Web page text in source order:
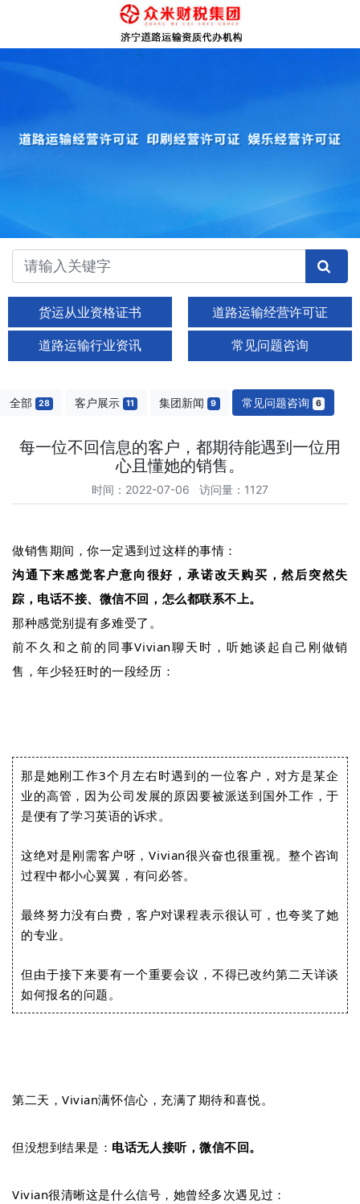
货运从业资格证书 道路运输经营许可证
道路运输行业资讯 常见问题咨询
全部 28 客户展示 11 集团新闻 9 常见问题咨询 6
每一位不回信息的客户，都期待能遇到一位用
心且懂她的销售。
时间：2022-07-06 访问量：1127
做销售期间，你一定遇到过这样的事情：
沟通下来感觉客户意向很好，承诺改天购买，然后突然失
踪，电话不接、微信不回，怎么都联系不上。
那种感觉别提有多难受了。
前不久和之前的同事Vivian聊天时，听她谈起自己刚做销
售，年少轻狂时的一段经历：
那是她刚工作3个月左右时遇到的一位客户，对方是某企
业的高管，因为公司发展的原因要被派送到国外工作，于
是便有了学习英语的诉求。
这绝对是刚需客户呀，Vivian很兴奋也很重视。整个咨询
过程中都小心翼翼，有问必答。
最终努力没有白费，客户对课程表示很认可，也夸奖了她
的专业。
但由于接下来要有一个重要会议，不得已改约第二天详谈
如何报名的问题。
第二天，Vivian满怀信心，充满了期待和喜悦。
但没想到结果是： 电话无人接听，微信不回。
Vivian很清晰这是什么信号，她曾经多次遇见过：